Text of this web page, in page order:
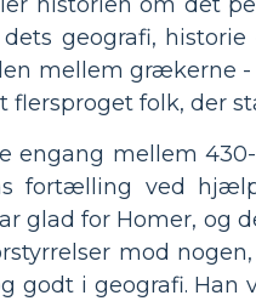
dets geografi,
mellem grækerne
flersproget folk, der
engang mellem
fortælling ved
glad for Homer, og
mod
godt i geografi.